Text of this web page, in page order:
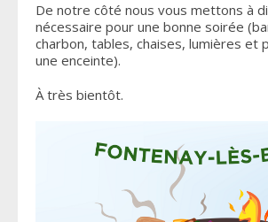
De notre côté nous vous mettons à
nécessaire pour une bonne soirée
charbon, tables, chaises, lumières et
une enceinte).
À très bientôt.